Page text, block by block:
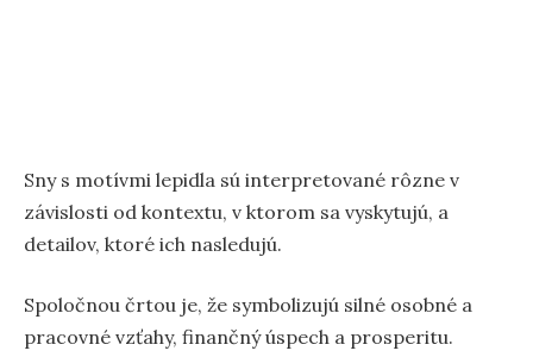
Sny s motívmi lepidla sú interpretované rôzne v
závislosti od kontextu, v ktorom sa vyskytujú, a
detailov, ktoré ich nasledujú.
Spoločnou črtou je, že symbolizujú silné osobné a
pracovné vzťahy, finančný úspech a prosperitu.